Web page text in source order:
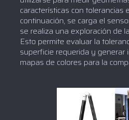
características con tolerancias
continuación, se carga el
se realiza una exploración de
Esto permite evaluar la
superficie requerida y generar
mapas de colores para la